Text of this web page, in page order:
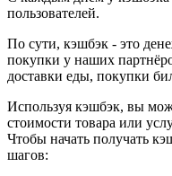
пользователей.
По сути, кэшбэк - это
покупки у наших
доставки еды, покупки
Используя кэшбэк, вы
стоимости товара или
Чтобы начать получать
шагов: